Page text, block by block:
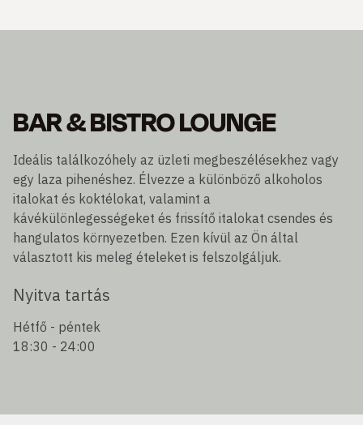
BAR & BISTRO LOUNGE
Ideális találkozóhely az üzleti megbeszélésekhez vagy
egy laza pihenéshez. Élvezze a különböző alkoholos
italokat és koktélokat, valamint a
kávékülönlegességeket és frissítő italokat csendes és
hangulatos környezetben. Ezen kívül az Ön által
választott kis meleg ételeket is felszolgáljuk.
Nyitva tartás
Hétfő - péntek
18:30 - 24:00